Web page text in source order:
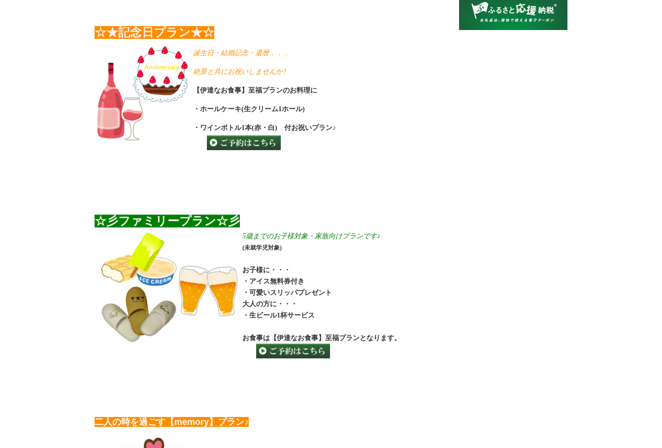
☆★記念日プラン★☆
誕生日・結婚記念・還暦．．．
​絶景と共にお祝いしませんか?
​【伊達なお食事】至福プランのお料理に
​・ホールケーキ(生クリーム1ホール)
・ワインボトル1本(赤・白) 付お祝いプラン♪
☆彡ファミリープラン☆彡
5歳までのお子様対象・家族向けプランです♪
(未就学児対象)
​お子様に・・・
・アイス無料券付き
・可愛いスリッパプレゼント
大人の方に・・・
・生ビール1杯サービス
​お食事は【伊達なお食事】至福プランとなります。
二人の時を過ごす【memory】プラン♪